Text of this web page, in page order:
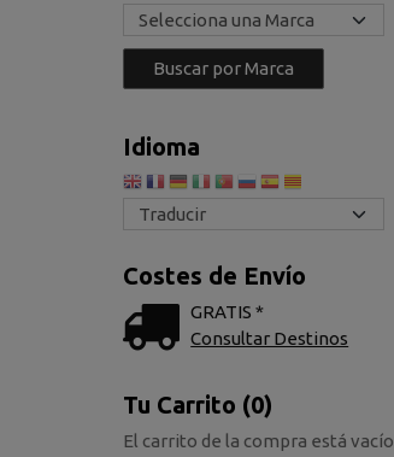
Idioma
Costes de Envío
GRATIS *
Consultar Destinos
Tu Carrito (0)
El carrito de la compra está vacío